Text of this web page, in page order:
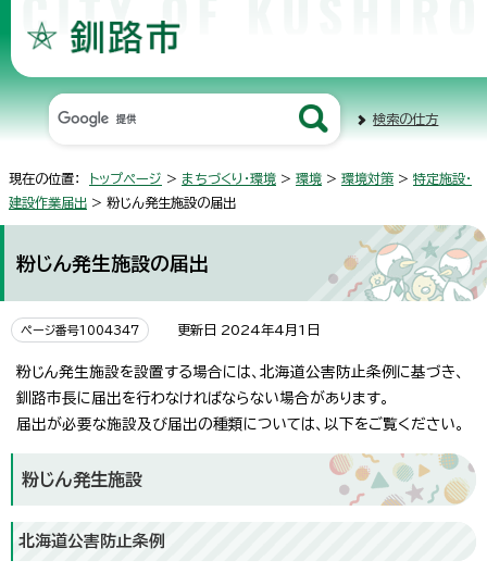
検索の仕方
現在の位置： トップページ > まちづくり・環境 > 環境 > 環境対策 > 特定施設・
建設作業届出 > 粉じん発生施設の届出
粉じん発生施設の届出
ページ番号1004347 更新日 2024年4月1日
粉じん発生施設を設置する場合には、北海道公害防止条例に基づき、
釧路市長に届出を行わなければならない場合があります。
届出が必要な施設及び届出の種類については、以下をご覧ください。
粉じん発生施設
北海道公害防止条例